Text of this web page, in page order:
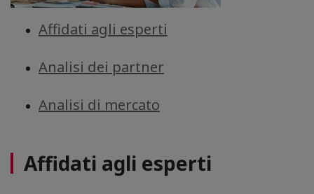
Affidati agli esperti
Analisi dei partner
Analisi di mercato
Affidati agli esperti